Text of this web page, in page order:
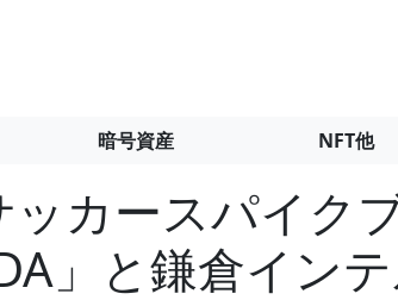
暗号資産 NFT他
ッカースパイク
」と鎌倉イン